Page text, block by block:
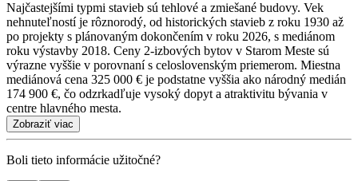
Najčastejšími typmi stavieb sú tehlové a zmiešané budovy. Vek
nehnuteľností je rôznorodý, od historických stavieb z roku 1930 až
po projekty s plánovaným dokončením v roku 2026, s mediánom
roku výstavby 2018. Ceny 2-izbových bytov v Starom Meste sú
výrazne vyššie v porovnaní s celoslovenským priemerom. Miestna
mediánová cena 325 000 € je podstatne vyššia ako národný medián
174 900 €, čo odzrkadľuje vysoký dopyt a atraktivitu bývania v
centre hlavného mesta.
Zobraziť viac
Boli tieto informácie užitočné?